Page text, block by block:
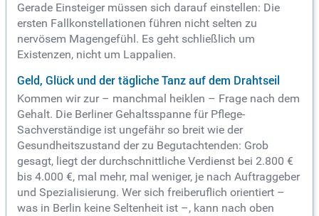
Gerade Einsteiger müssen sich darauf einstellen: Die
ersten Fallkonstellationen führen nicht selten zu
nervösem Magengefühl. Es geht schließlich um
Existenzen, nicht um Lappalien.
Geld, Glück und der tägliche Tanz auf dem Drahtseil
Kommen wir zur – manchmal heiklen – Frage nach dem
Gehalt. Die Berliner Gehaltsspanne für Pflege-
Sachverständige ist ungefähr so breit wie der
Gesundheitszustand der zu Begutachtenden: Grob
gesagt, liegt der durchschnittliche Verdienst bei 2.800 €
bis 4.000 €, mal mehr, mal weniger, je nach Auftraggeber
und Spezialisierung. Wer sich freiberuflich orientiert –
was in Berlin keine Seltenheit ist –, kann nach oben